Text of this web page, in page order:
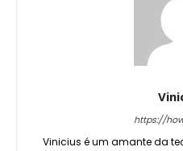
https://
Vinicius é um amante da